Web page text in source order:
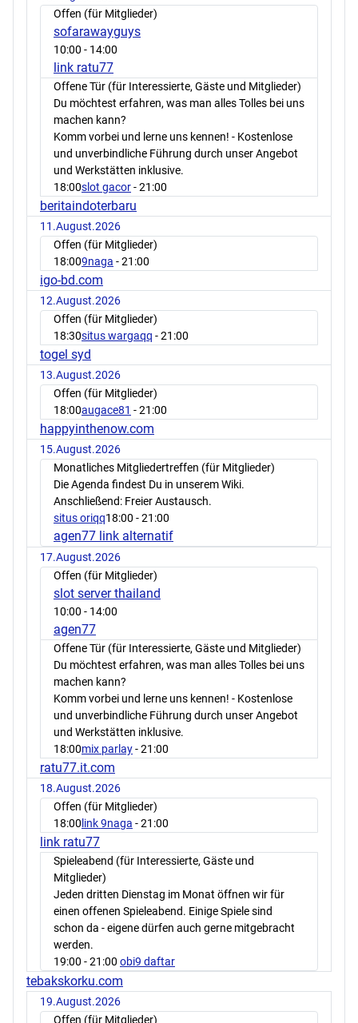
Offen (für Mitglieder)
sofarawayguys
10:00 - 14:00
link ratu77
Offene Tür (für Interessierte, Gäste und Mitglieder)
Du möchtest erfahren, was man alles Tolles bei uns
machen kann?
Komm vorbei und lerne uns kennen! - Kostenlose
und unverbindliche Führung durch unser Angebot
und Werkstätten inklusive.
18:00slot gacor- 21:00
beritaindoterbaru
11.August.2026
Offen (für Mitglieder)
18:009naga - 21:00
igo-bd.com
12.August.2026
Offen (für Mitglieder)
18:30situs wargaqq - 21:00
togel syd
13.August.2026
Offen (für Mitglieder)
18:00augace81 - 21:00
happyinthenow.com
15.August.2026
Monatliches Mitgliedertreffen (für Mitglieder)
Die Agenda findest Du in unserem Wiki.
Anschließend: Freier Austausch.
situs oriqq18:00 - 21:00
agen77 link alternatif
17.August.2026
Offen (für Mitglieder)
slot server thailand
10:00 - 14:00
agen77
Offene Tür (für Interessierte, Gäste und Mitglieder)
Du möchtest erfahren, was man alles Tolles bei uns
machen kann?
Komm vorbei und lerne uns kennen! - Kostenlose
und unverbindliche Führung durch unser Angebot
und Werkstätten inklusive.
18:00mix parlay- 21:00
ratu77.it.com
18.August.2026
Offen (für Mitglieder)
18:00 link 9naga - 21:00
link ratu77
Spieleabend (für Interessierte, Gäste und
Mitglieder)
Jeden dritten Dienstag im Monat öffnen wir für
einen offenen Spieleabend. Einige Spiele sind
schon da - eigene dürfen auch gerne mitgebracht
werden.
19:00 - 21:00 obi9 daftar
tebakskorku.com
19.August.2026
Offen (für Mitglieder)